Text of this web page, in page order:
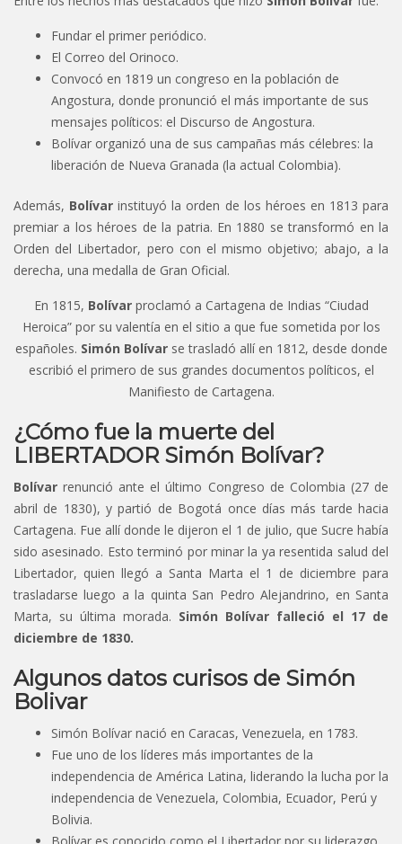
Fundar el primer periódico.
El Correo del Orinoco.
Convocó en 1819 un congreso en la población de
Angostura, donde pronunció el más importante de sus
mensajes políticos: el Discurso de Angostura.
Bolívar organizó una de sus campañas más célebres: la
liberación de Nueva Granada (la actual Colombia).
Además, Bolívar instituyó la orden de los héroes en 1813 para
premiar a los héroes de la patria. En 1880 se transformó en la
Orden del Libertador, pero con el mismo objetivo; abajo, a la
derecha, una medalla de Gran Oficial.
En 1815, Bolívarproclamó a Cartagena de Indias “Ciudad
Heroica” por su valentía en el sitio a que fue sometida por los
españoles. Simón Bolívarse trasladó allí en 1812, desde donde
escribió el primero de sus grandes documentos políticos, el
Manifiesto de Cartagena.
¿Cómo fue la muerte del
LIBERTADOR Simón Bolívar?
Bolívar renunció ante el último Congreso de Colombia (27 de
abril de 1830), y partió de Bogotá once días más tarde hacia
Cartagena. Fue allí donde le dijeron el 1 de julio, que Sucre había
sido asesinado. Esto terminó por minar la ya resentida salud del
Libertador, quien llegó a Santa Marta el 1 de diciembre para
trasladarse luego a la quinta San Pedro Alejandrino, en Santa
Marta, su última morada. Simón Bolívar falleció el 17 de
diciembre de 1830.
Algunos datos curisos de Simón
Bolivar
Simón Bolívar nació en Caracas, Venezuela, en 1783.
Fue uno de los líderes más importantes de la
independencia de América Latina, liderando la lucha por la
independencia de Venezuela, Colombia, Ecuador, Perú y
Bolivia.